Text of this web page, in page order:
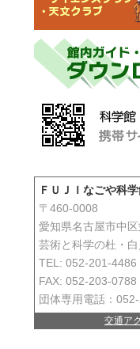
ＦＵＪＩなごや科
〒460-0008
愛知県名古屋市中
芸術と科学の杜・
TEL: 052-201-4486
FAX: 052-203-0788
団体専用電話：
交通ア